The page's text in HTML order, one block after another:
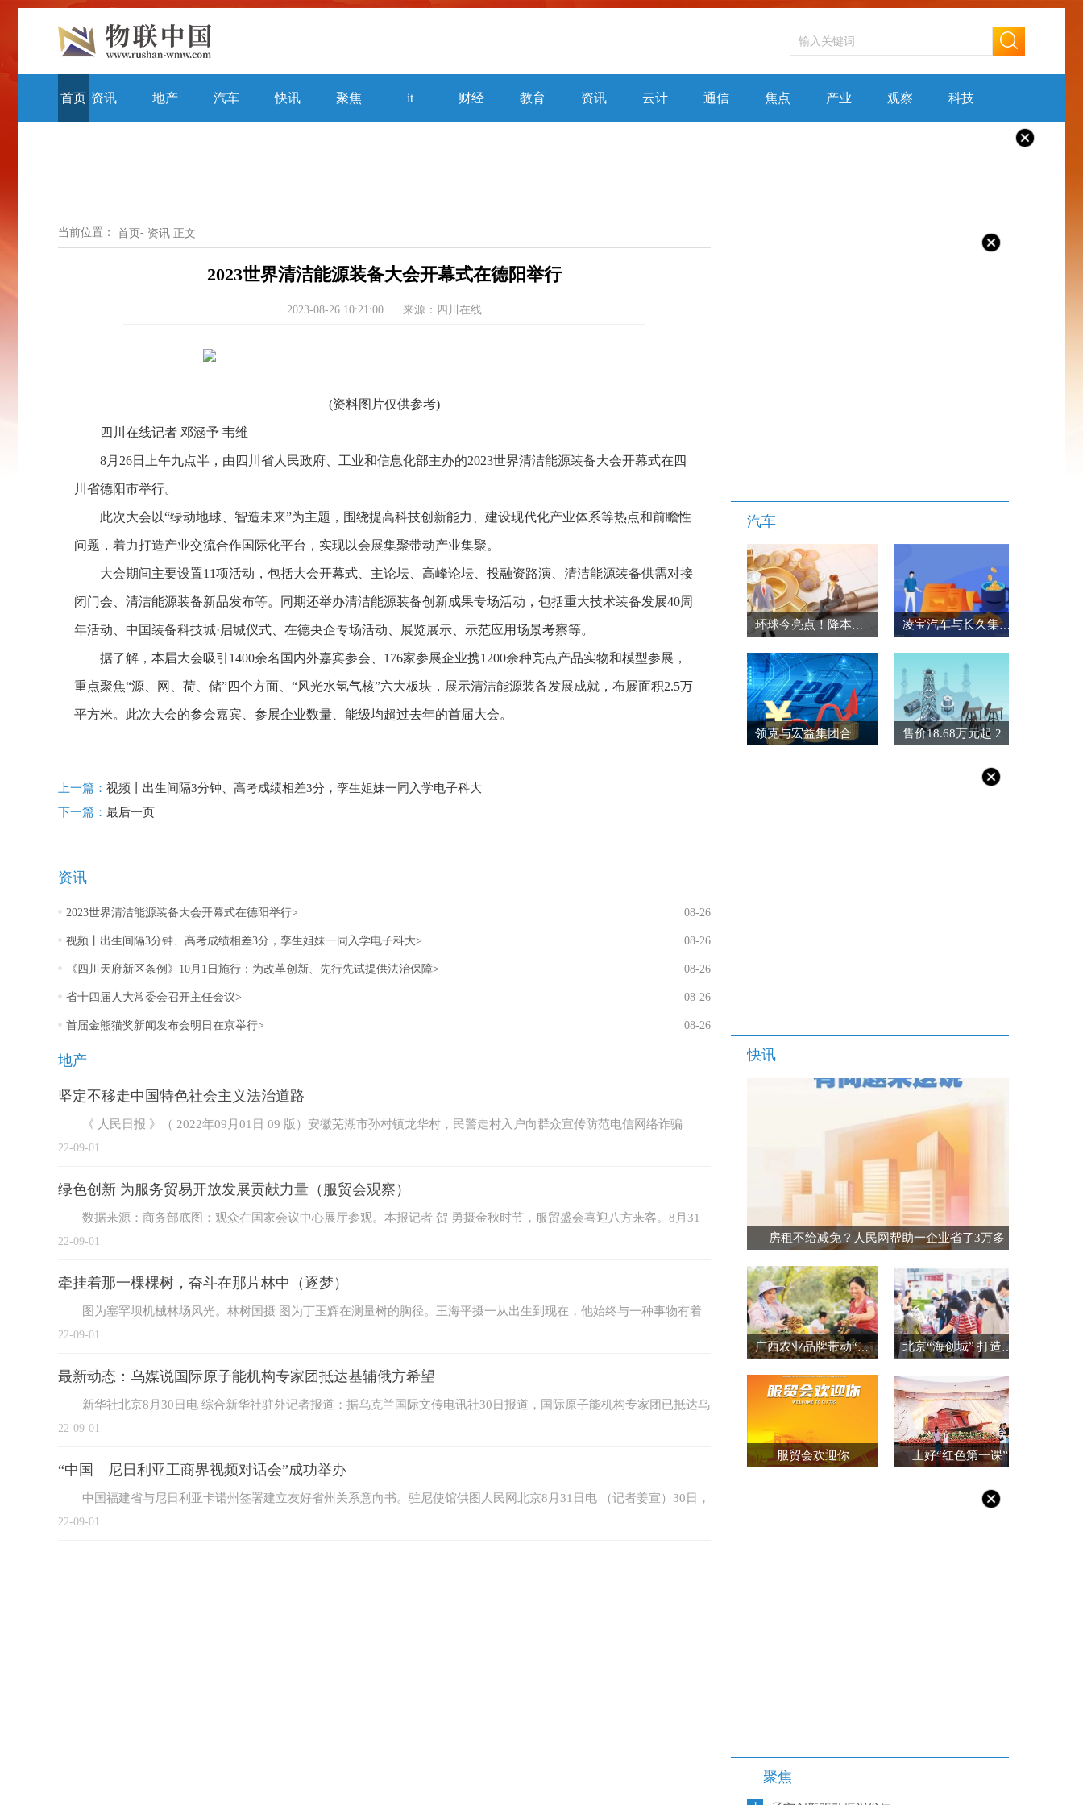
首页 资讯 地产 汽车 快讯 聚焦 it 财经 教育 资讯 云计 通信 焦点 产业 观察 科技
当前位置： 首页 - 资讯 正文
2023世界清洁能源装备大会开幕式在德阳举行
2023-08-26 10:21:00 来源：四川在线
(资料图片仅供参考)
四川在线记者 邓涵予 韦维
8月26日上午九点半，由四川省人民政府、工业和信息化部主办的2023世界清洁能源装备大会开幕式在四
川省德阳市举行。
此次大会以“绿动地球、智造未来”为主题，围绕提高科技创新能力、建设现代化产业体系等热点和前瞻性
问题，着力打造产业交流合作国际化平台，实现以会展集聚带动产业集聚。
大会期间主要设置11项活动，包括大会开幕式、主论坛、高峰论坛、投融资路演、清洁能源装备供需对接
闭门会、清洁能源装备新品发布等。同期还举办清洁能源装备创新成果专场活动，包括重大技术装备发展40周
年活动、中国装备科技城·启城仪式、在德央企专场活动、展览展示、示范应用场景考察等。
据了解，本届大会吸引1400余名国内外嘉宾参会、176家参展企业携1200余种亮点产品实物和模型参展，
重点聚焦“源、网、荷、储”四个方面、“风光水氢气核”六大板块，展示清洁能源装备发展成就，布展面积2.5万
平方米。此次大会的参会嘉宾、参展企业数量、能级均超过去年的首届大会。
上一篇： 视频丨出生间隔3分钟、高考成绩相差3分，孪生姐妹一同入学电子科大
下一篇： 最后一页
资讯
2023世界清洁能源装备大会开幕式在德阳举行> 08-26
视频丨出生间隔3分钟、高考成绩相差3分，孪生姐妹一同入学电子科大> 08-26
《四川天府新区条例》10月1日施行：为改革创新、先行先试提供法治保障> 08-26
省十四届人大常委会召开主任会议> 08-26
首届金熊猫奖新闻发布会明日在京举行> 08-26
地产
坚定不移走中国特色社会主义法治道路
《 人民日报 》（ 2022年09月01日 09 版）安徽芜湖市孙村镇龙华村，民警走村入户向群众宣传防范电信网络诈骗
22-09-01
绿色创新 为服务贸易开放发展贡献力量（服贸会观察）
数据来源：商务部底图：观众在国家会议中心展厅参观。本报记者 贺 勇摄金秋时节，服贸盛会喜迎八方来客。8月31
22-09-01
牵挂着那一棵棵树，奋斗在那片林中（逐梦）
图为塞罕坝机械林场风光。林树国摄 图为丁玉辉在测量树的胸径。王海平摄一从出生到现在，他始终与一种事物有着
22-09-01
最新动态：乌媒说国际原子能机构专家团抵达基辅俄方希望
新华社北京8月30日电 综合新华社驻外记者报道：据乌克兰国际文传电讯社30日报道，国际原子能机构专家团已抵达乌
22-09-01
“中国—尼日利亚工商界视频对话会”成功举办
中国福建省与尼日利亚卡诺州签署建立友好省州关系意向书。驻尼使馆供图人民网北京8月31日电 （记者姜宣）30日，
22-09-01
汽车
环球今亮点！降本增效利器 试驾混动五菱菱势黄金卡 凌宝汽车与长久集团长久数科事业部达成战略合作
领克与宏益集团合作 “亚太战略”再启新程 售价18.68万元起 24款传祺GS8正式上市
快讯
房租不给减免？人民网帮助一企业省了3万多
广西农业品牌带动“桂品出乡” 北京“海创城” 打造创新创业集聚区（创业资讯）
服贸会欢迎你 上好“红色第一课”
聚焦